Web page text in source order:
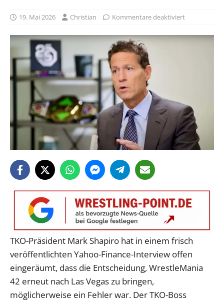
19. Mai 2026 Christian Kommentare deaktiviert
TKO-Präsident Mark Shapiro hat in einem frisch
veröffentlichten Yahoo-Finance-Interview offen
eingeräumt, dass die Entscheidung, WrestleMania
42 erneut nach Las Vegas zu bringen,
möglicherweise ein Fehler war. Der TKO-Boss